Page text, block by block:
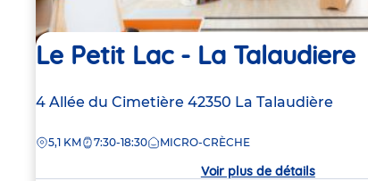
Le Petit Lac - La Talaudiere
Adresse
la
4 Allée du Cimetière 42350 La Talaudière
DISTANCE
5,1 KM 7:30-18:30 MICRO-CRÈCHE
Voir plus de détails